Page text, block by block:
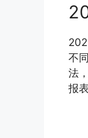
不
法
报